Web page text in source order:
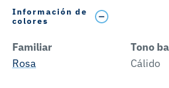
Información de
colores
Familiar
Rosa
Tono
Cálido